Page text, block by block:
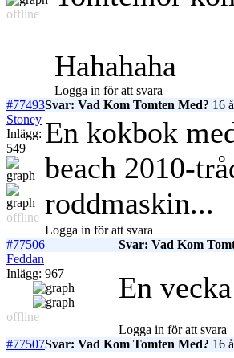
offline
Hahahaha
Logga in för att svara
#77493Svar: Vad Kom Tomten Med? 16
Stoney
Inlägg:
549
offline
En kokbok
beach 2010-
roddmaskin...
Logga in för att svara
#77506
Svar: Vad Kom
Feddan
Inlägg: 967
offline
En
Logga in för att svara
#77507Svar: Vad Kom Tomten Med? 16